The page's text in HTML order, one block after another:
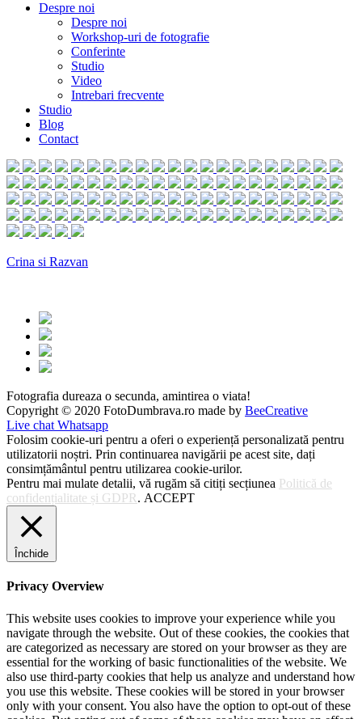
Despre noi
Despre noi
Workshop-uri de fotografie
Conferinte
Studio
Video
Intrebari frecvente
Studio
Blog
Contact
Crina si Razvan
Fotografia dureaza o secunda, amintirea o viata!
Copyright © 2020 FotoDumbrava.ro made by BeeCreative
Live chat Whatsapp
Folosim cookie-uri pentru a oferi o experiență personalizată pentru
utilizatorii noștri. Prin continuarea navigării pe acest site, dați
consimțământul pentru utilizarea cookie-urilor.
Pentru mai mulate detalii, vă rugăm să citiți secțiunea Politică de
confidențialitate și GDPR. ACCEPT
Închide
Privacy Overview
This website uses cookies to improve your experience while you
navigate through the website. Out of these cookies, the cookies that
are categorized as necessary are stored on your browser as they are
essential for the working of basic functionalities of the website. We
also use third-party cookies that help us analyze and understand how
you use this website. These cookies will be stored in your browser
only with your consent. You also have the option to opt-out of these